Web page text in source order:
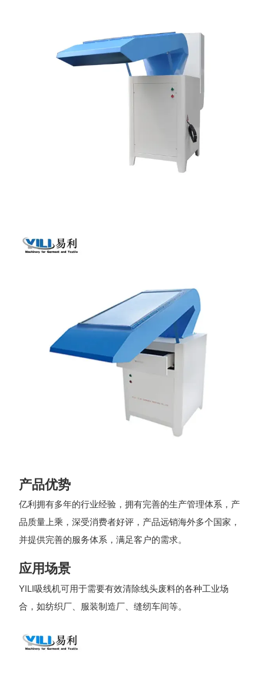
产品优势
亿利拥有多年的行业经验，拥有完善的生产管理体系，产
品质量上乘，深受消费者好评，产品远销海外多个国家，
并提供完善的服务体系，满足客户的需求。
应用场景
YILI吸线机可用于需要有效清除线头废料的各种工业场
合，如纺织厂、服装制造厂、缝纫车间等。